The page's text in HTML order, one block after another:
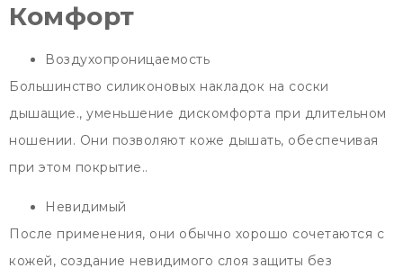
Комфорт
Воздухопроницаемость
Большинство силиконовых накладок на соски
дышащие., уменьшение дискомфорта при длительном
ношении. Они позволяют коже дышать, обеспечивая
при этом покрытие..
Невидимый
После применения, они обычно хорошо сочетаются с
кожей, создание невидимого слоя защиты без